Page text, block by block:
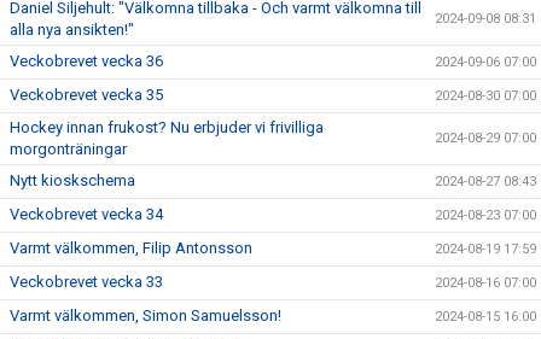
Daniel Siljehult: "Välkomna tillbaka - Och varmt välkomna till
alla nya ansikten!"
2024-09-08 08:31
Veckobrevet vecka 36 2024-09-06 07:00
Veckobrevet vecka 35 2024-08-30 07:00
Hockey innan frukost? Nu erbjuder vi frivilliga
morgonträningar
2024-08-29 07:00
Nytt kioskschema 2024-08-27 08:43
Veckobrevet vecka 34 2024-08-23 07:00
Varmt välkommen, Filip Antonsson 2024-08-19 17:59
Veckobrevet vecka 33 2024-08-16 07:00
Varmt välkommen, Simon Samuelsson! 2024-08-15 16:00